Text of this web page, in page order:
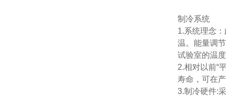
制冷系统
1.系统理念
温。能量调
试验室的温
2.相对以前“
寿命，可在
3.制冷硬件: